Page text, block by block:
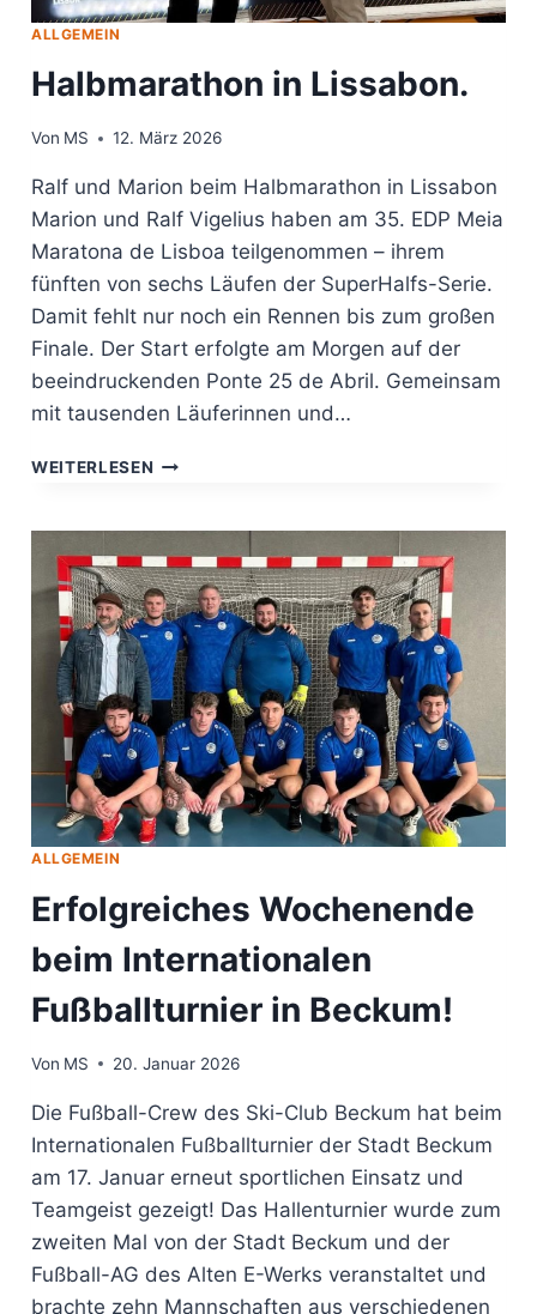
ALLGEMEIN
Halbmarathon in Lissabon.
Von MS 12. März 2026
Ralf und Marion beim Halbmarathon in Lissabon
Marion und Ralf Vigelius haben am 35. EDP Meia
Maratona de Lisboa teilgenommen – ihrem
fünften von sechs Läufen der SuperHalfs-Serie.
Damit fehlt nur noch ein Rennen bis zum großen
Finale. Der Start erfolgte am Morgen auf der
beeindruckenden Ponte 25 de Abril. Gemeinsam
mit tausenden Läuferinnen und…
WEITERLESEN HALBMARATHON
ALLGEMEIN
Erfolgreiches Wochenende
beim Internationalen
Fußballturnier in Beckum!
Von MS 20. Januar 2026
Die Fußball-Crew des Ski-Club Beckum hat beim
Internationalen Fußballturnier der Stadt Beckum
am 17. Januar erneut sportlichen Einsatz und
Teamgeist gezeigt! Das Hallenturnier wurde zum
zweiten Mal von der Stadt Beckum und der
Fußball-AG des Alten E-Werks veranstaltet und
brachte zehn Mannschaften aus verschiedenen